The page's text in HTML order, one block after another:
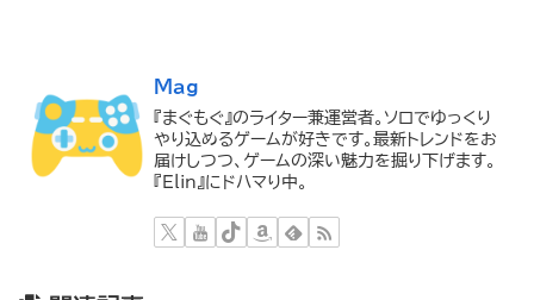
Mag
『まぐもぐ』のライター兼運営者。ソロでゆっくり
やり込めるゲームが好きです。最新トレンドをお
届けしつつ、ゲームの深い魅力を掘り下げます。
『Elin』にドハマり中。